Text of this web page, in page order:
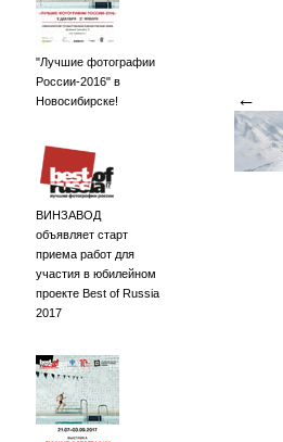
"Лучшие фотографии
России-2016" в
Новосибирске!
ВИНЗАВОД
объявляет старт
приема работ для
участия в юбилейном
проекте Best of Russia
2017
←